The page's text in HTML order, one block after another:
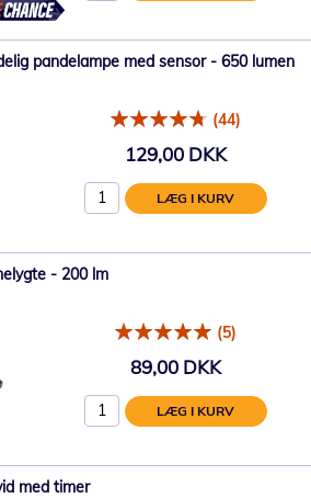
pandelampe med sensor - 650 lumen
(44)
129,00 DKK
LÆG I KURV
- 200 lm
(5)
89,00 DKK
LÆG I KURV
med timer